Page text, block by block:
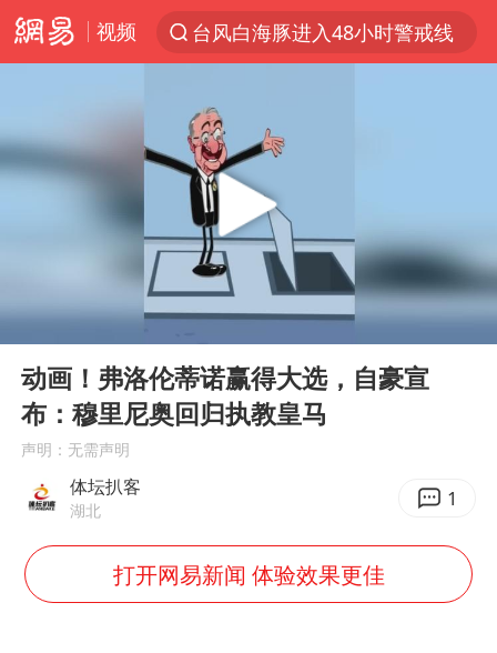
视频
台风白海豚进入48小时警戒线
宇树科技发行价格150.80元/股
吉林一“温度计大楼”读数爆表
台风白海豚影响中国已成定局
我国编制完成新版全月地质图
中国五箭齐发反制美国
泰国一女公务员妆容引争议 本人回应
郑国霖回应去景区上班被保安拦下
首次证实！“胶球”存在
Play
00:00 00:40
动画！弗洛伦蒂诺赢得大选，自豪宣
布：穆里尼奥回归执教皇马
声明：无需声明
体坛扒客
湖北 1
打开网易新闻 体验效果更佳